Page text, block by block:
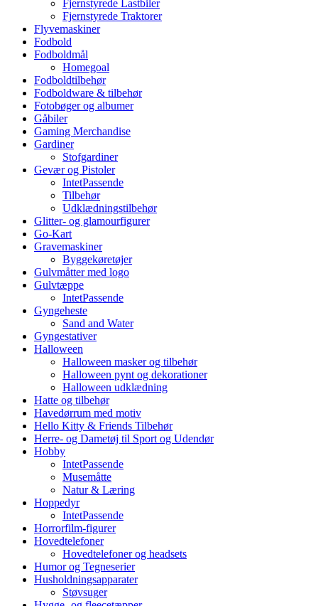
Fjernstyrede Lastbiler
Fjernstyrede Traktorer
Flyvemaskiner
Fodbold
Fodboldmål
Homegoal
Fodboldtilbehør
Fodboldware & tilbehør
Fotobøger og albumer
Gåbiler
Gaming Merchandise
Gardiner
Stofgardiner
Gevær og Pistoler
IntetPassende
Tilbehør
Udklædningstilbehør
Glitter- og glamourfigurer
Go-Kart
Gravemaskiner
Byggekøretøjer
Gulvmåtter med logo
Gulvtæppe
IntetPassende
Gyngeheste
Sand and Water
Gyngestativer
Halloween
Halloween masker og tilbehør
Halloween pynt og dekorationer
Halloween udklædning
Hatte og tilbehør
Havedørrum med motiv
Hello Kitty & Friends Tilbehør
Herre- og Dametøj til Sport og Udendør
Hobby
IntetPassende
Musemåtte
Natur & Læring
Hoppedyr
IntetPassende
Horrorfilm-figurer
Hovedtelefoner
Hovedtelefoner og headsets
Humor og Tegneserier
Husholdningsapparater
Støvsuger